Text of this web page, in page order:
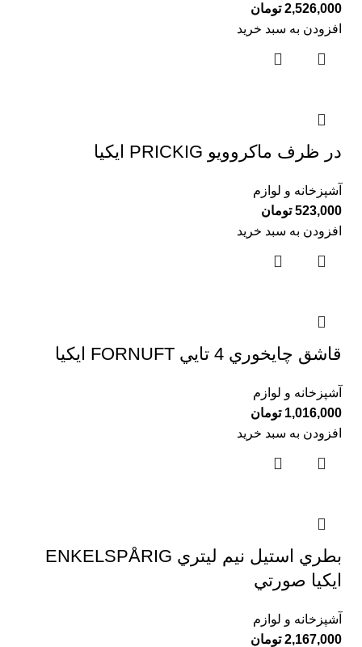
2,526,000 تومان
افزودن به سبد خرید
در ظرف ماكروويو PRICKIG ايكيا
آشپزخانه و لوازم
523,000 تومان
افزودن به سبد خرید
قاشق چايخوري 4 تايي FORNUFT ايكيا
آشپزخانه و لوازم
1,016,000 تومان
افزودن به سبد خرید
بطري استيل نيم ليتري ENKELSPÅRIG
ايكيا صورتي
آشپزخانه و لوازم
2,167,000 تومان